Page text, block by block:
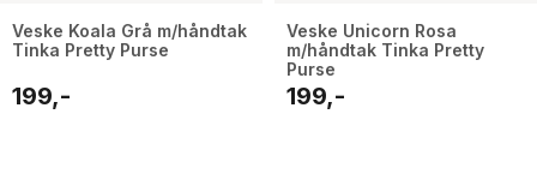
Veske Koala Grå m/håndtak
Tinka Pretty Purse
199,-
Veske Unicorn Rosa
m/håndtak Tinka Pretty
Purse
199,-